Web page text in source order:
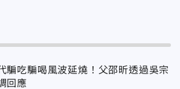
騙吃騙喝風波延燒！父邵昕透過吳宗
回應